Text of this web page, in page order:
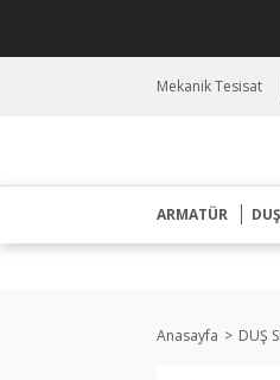
Mekanik Tesisat
ARMATÜR
Anasayfa DUŞ